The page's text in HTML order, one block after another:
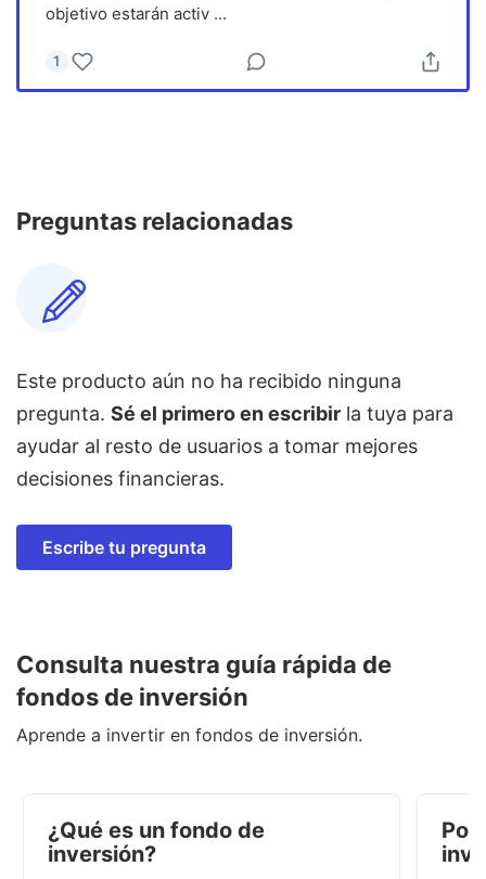
objetivo estarán activ...
1
Preguntas relacionadas
Este producto aún no ha recibido ninguna
pregunta. Sé el primero en escribir la tuya para
ayudar al resto de usuarios a tomar mejores
decisiones financieras.
Escribe tu pregunta
Consulta nuestra guía rápida de
fondos de inversión
Aprende a invertir en fondos de inversión.
¿Qué es un fondo de
inversión?
Por